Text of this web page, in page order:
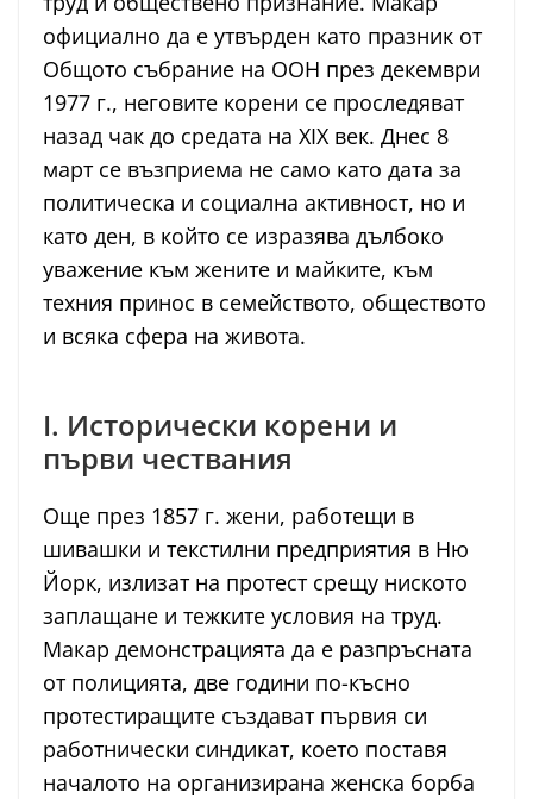
официално да е утвърден като празник от
Общото събрание на ООН през декември
1977 г., неговите корени се проследяват
назад чак до средата на XIX век. Днес 8
март се възприема не само като дата за
политическа и социална активност, но и
като ден, в който се изразява дълбоко
уважение към жените и майките, към
техния принос в семейството, обществото
и всяка сфера на живота.
I. Исторически корени и
първи чествания
Още през 1857 г. жени, работещи в
шивашки и текстилни предприятия в Ню
Йорк, излизат на протест срещу ниското
заплащане и тежките условия на труд.
Макар демонстрацията да е разпръсната
от полицията, две години по-късно
протестиращите създават първия си
работнически синдикат, което поставя
началото на организирана женска борба